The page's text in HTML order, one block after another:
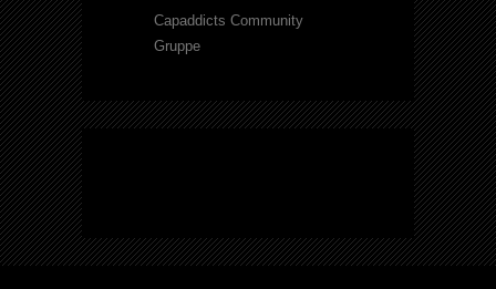
Capaddicts Community
Gruppe